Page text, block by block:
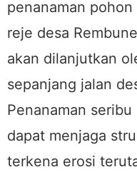
penanaman
reje desa
akan dilanjutkan
sepanjang jalan
Penanaman
dapat menjaga
terkena erosi